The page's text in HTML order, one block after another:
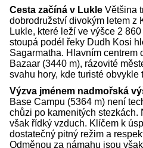
Cesta začíná v Lukle Většina
dobrodružství divokým letem z
Lukle, které leží ve výšce 2
stoupá podél řeky Dudh Kosi
Sagarmatha. Hlavním centrem
Bazaar (3440 m), rázovité
svahu hory, kde turisté obvykle
Výzva jménem nadmořská
Base Campu (5364 m) není
chůzi po kamenitých stezkách.
však řídký vzduch. Klíčem k
dostatečný pitný režim a
Odměnou za námahu jsou